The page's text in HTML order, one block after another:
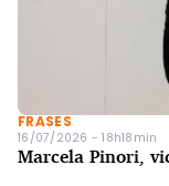
FRASES
16/07/2026 - 18h18min
Marcela Pinori,